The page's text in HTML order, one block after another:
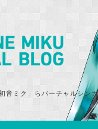
音ミク」らバーチャルシン